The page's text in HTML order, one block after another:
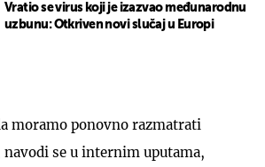
Vratio se virus koji je izazvao međunarodnu
uzbunu: Otkriven novi slučaj u Europi
moramo ponovno razmatrati
se u internim uputama,